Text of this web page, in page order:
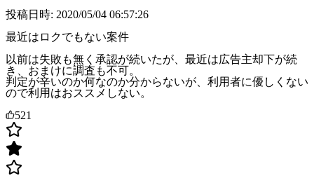
投稿日時: 2020/05/04 06:57:26
最近はロクでもない案件
以前は失敗も無く承認が続いたが、最近は広告主却下が続
き、おまけに調査も不可。
判定が辛いのか何なのか分からないが、利用者に優しくない
ので利用はおススメしない。
521